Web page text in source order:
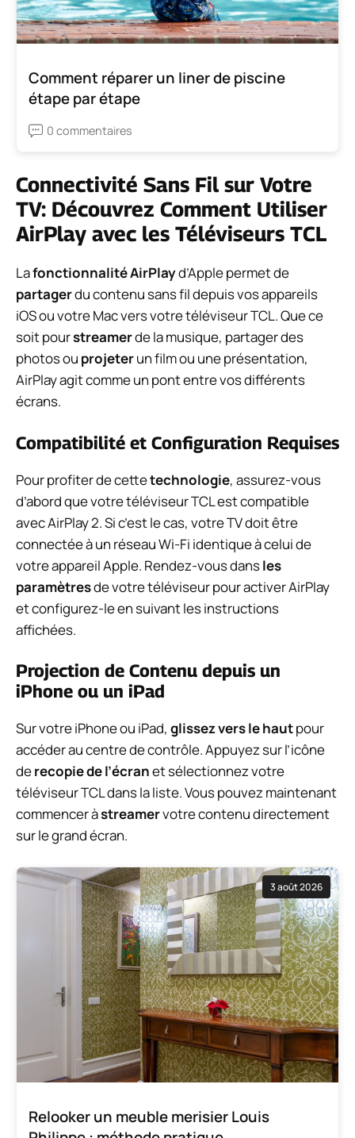
Comment réparer un liner de piscine
étape par étape
0 commentaires
Connectivité Sans Fil sur Votre
TV: Découvrez Comment Utiliser
AirPlay avec les Téléviseurs TCL
Lafonctionnalité AirPlayd’Apple permet de
partagerdu contenu sans fil depuis vos appareils
iOS ou votre Mac vers votre téléviseur TCL. Que ce
soit pourstreamerde la musique, partager des
photos ou projeterun film ou une présentation,
AirPlay agit comme un pont entre vos différents
écrans.
Compatibilité et Configuration Requises
Pour profiter de cettetechnologie, assurez-vous
d’abord que votre téléviseur TCL est compatible
avec AirPlay 2. Si c’est le cas, votre TV doit être
connectée à un réseau Wi-Fi identique à celui de
votre appareil Apple. Rendez-vous dansles
paramètresde votre téléviseur pour activer AirPlay
et configurez-le en suivant les instructions
affichées.
Projection de Contenu depuis un
iPhone ou un iPad
Sur votre iPhone ou iPad, glissez vers le hautpour
accéder au centre de contrôle. Appuyez sur l’icône
derecopie de l’écranet sélectionnez votre
téléviseur TCL dans la liste. Vous pouvez maintenant
commencer àstreamervotre contenu directement
sur le grand écran.
3 août 2026
Relooker un meuble merisier Louis